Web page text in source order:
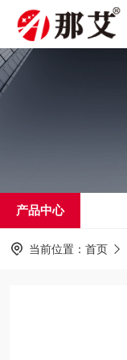
产品中心
当前位置： 首页